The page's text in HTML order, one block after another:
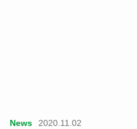
News 2020.11.02